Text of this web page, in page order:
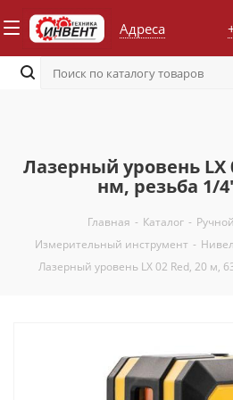
Адреса
Лазерный уровень LX
нм, резьба 1/
Главная - Каталог -
Измерительный инструмент -
Лазерный уровень LX 02 Red, 20 м,